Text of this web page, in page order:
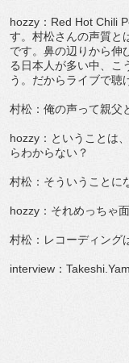
hozzy：Red Hot Chili
す。村松さんの声質と
です。鼻の辺りから伸
る日本人が多い中、こ
う。だからライブで聴
村松：俺の声って親父
hozzy：ということは
らわからない？
村松：そういうことに
hozzy：それめっちゃ
村松：レコーディング
interview：